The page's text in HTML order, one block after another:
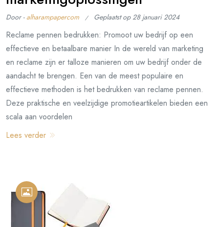
Door - alharampapercom Geplaatst op28 januari 2024
Reclame pennen bedrukken: Promoot uw bedrijf op een
effectieve en betaalbare manier In de wereld van marketing
en reclame zijn er talloze manieren om uw bedrijf onder de
aandacht te brengen. Een van de meest populaire en
effectieve methoden is het bedrukken van reclame pennen.
Deze praktische en veelzijdige promotieartikelen bieden een
scala aan voordelen
Lees verder